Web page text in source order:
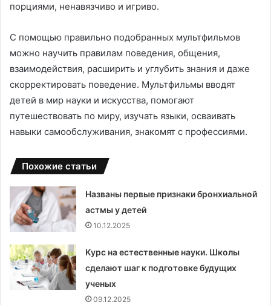
порциями, ненавязчиво и игриво.
С помощью правильно подобранных мультфильмов
можно научить правилам поведения, общения,
взаимодействия, расширить и углубить знания и даже
скорректировать поведение. Мультфильмы вводят
детей в мир науки и искусства, помогают
путешествовать по миру, изучать языки, осваивать
навыки самообслуживания, знакомят с профессиями.
Похожие статьи
Названы первые признаки бронхиальной
астмы у детей
10.12.2025
Курс на естественные науки. Школы
сделают шаг к подготовке будущих
ученых
09.12.2025